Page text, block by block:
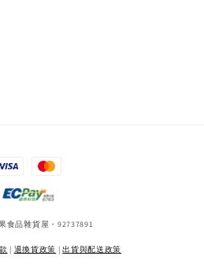
食品雜貨屋・92737891
| 退換貨政策 |出貨與配送政策